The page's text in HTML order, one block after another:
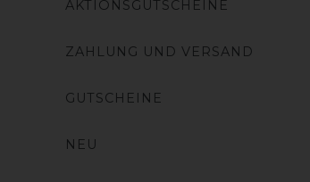
AKTIONSGUTSCHEINE
ZAHLUNG UND VERSAND
GUTSCHEINE
NEU